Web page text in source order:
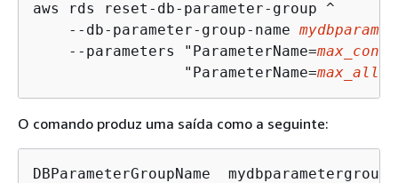
aws rds reset-db-parameter-group ^
    --db-parameter-group-name
    --parameters "ParameterName=
                 "ParameterName=
O comando produz uma saída como a seguinte:
DBParameterGroupName  mydbparametergroup